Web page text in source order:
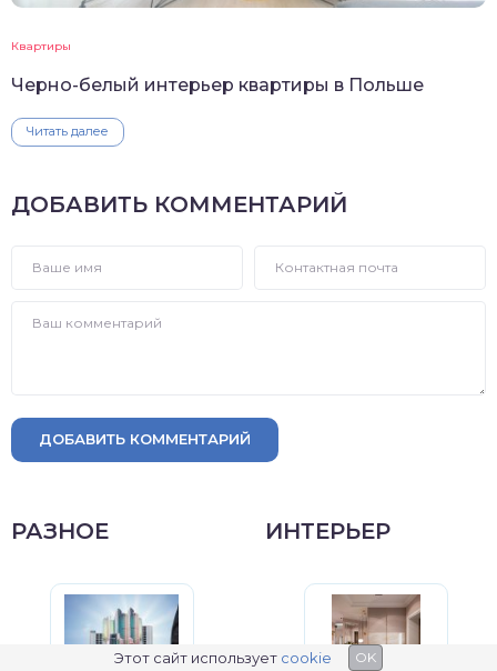
Квартиры
Черно-белый интерьер квартиры в Польше
Читать далее
ДОБАВИТЬ КОММЕНТАРИЙ
ДОБАВИТЬ КОММЕНТАРИЙ
РАЗНОЕ ИНТЕРЬЕР
Этот сайт использует cookie OK